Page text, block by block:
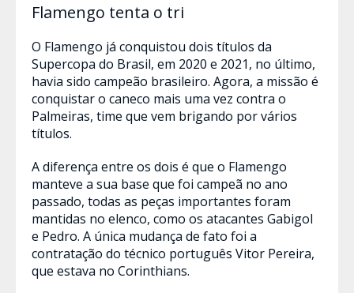
Flamengo tenta o tri
O Flamengo já conquistou dois títulos da
Supercopa do Brasil, em 2020 e 2021, no último,
havia sido campeão brasileiro. Agora, a missão é
conquistar o caneco mais uma vez contra o
Palmeiras, time que vem brigando por vários
títulos.
A diferença entre os dois é que o Flamengo
manteve a sua base que foi campeã no ano
passado, todas as peças importantes foram
mantidas no elenco, como os atacantes Gabigol
e Pedro. A única mudança de fato foi a
contratação do técnico português Vitor Pereira,
que estava no Corinthians.